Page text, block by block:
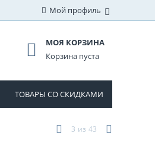
Мой профиль
МОЯ КОРЗИНА
Корзина пуста
ТОВАРЫ СО СКИДКАМИ
3 из 43